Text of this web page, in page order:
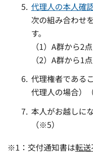
代理人の本人確
次の組み合わせ
す。
（1）A群から2点
（2）A群から1
代理権者である
代理人の場合）
本人がお越しに
（※5）
※1：交付通知書は転